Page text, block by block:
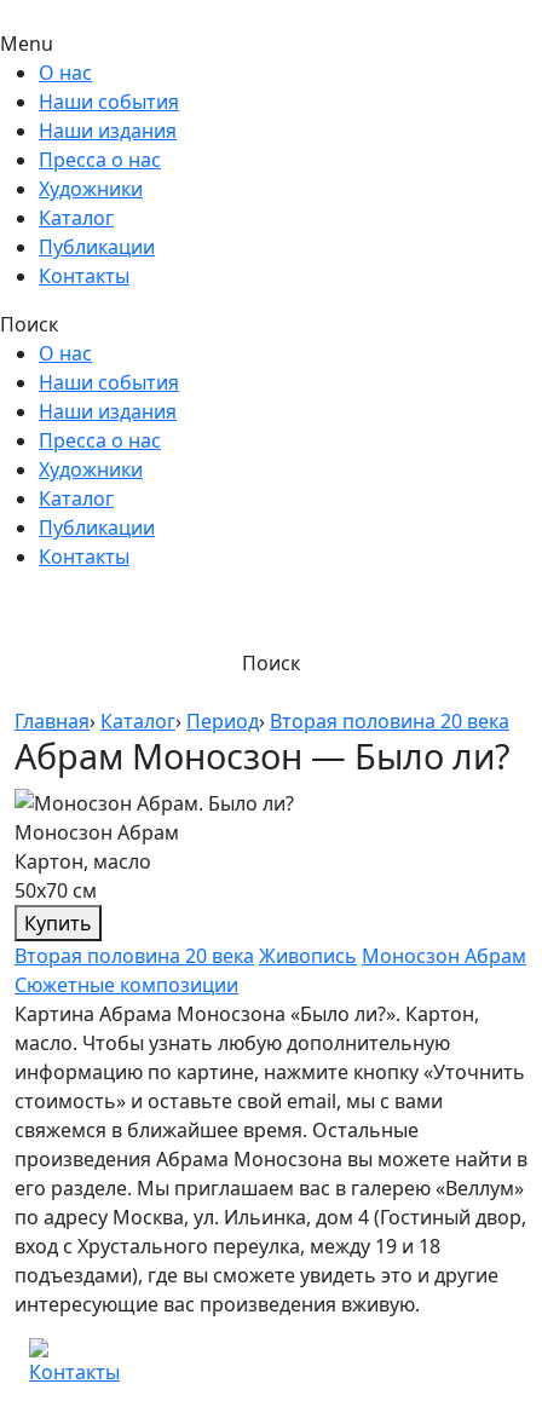
Menu
О нас
Наши события
Наши издания
Пресса о нас
Художники
Каталог
Публикации
Контакты
Поиск
О нас
Наши события
Наши издания
Пресса о нас
Художники
Каталог
Публикации
Контакты
Поиск
Главная› Каталог› Период› Вторая половина 20 века
Абрам Моносзон — Было ли?
Моносзон Абрам
Картон, масло
50х70 см
Купить
Вторая половина 20 века Живопись Моносзон Абрам
Сюжетные композиции
Картина Абрама Моносзона «Было ли?». Картон,
масло. Чтобы узнать любую дополнительную
информацию по картине, нажмите кнопку «Уточнить
стоимость» и оставьте свой email, мы с вами
свяжемся в ближайшее время. Остальные
произведения Абрама Моносзона вы можете найти в
его разделе. Мы приглашаем вас в галерею «Веллум»
по адресу Москва, ул. Ильинка, дом 4 (Гостиный двор,
вход с Хрустального переулка, между 19 и 18
подъездами), где вы сможете увидеть это и другие
интересующие вас произведения вживую.
Контакты